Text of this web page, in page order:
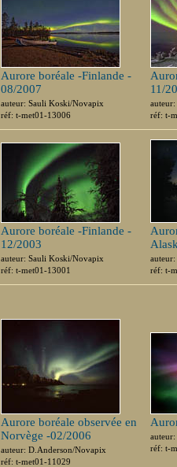
Aurore boréale -Finlande -
08/2007
auteur: Sauli Koski/Novapix
réf: t-met01-13006
11/
réf: t-
Aurore boréale -Finlande -
12/2003
auteur: Sauli Koski/Novapix
réf: t-met01-13001
réf: t-
Aurore boréale observée en
Norvège -02/2006
auteur: D.Anderson/Novapix
réf: t-met01-11029
réf: t-